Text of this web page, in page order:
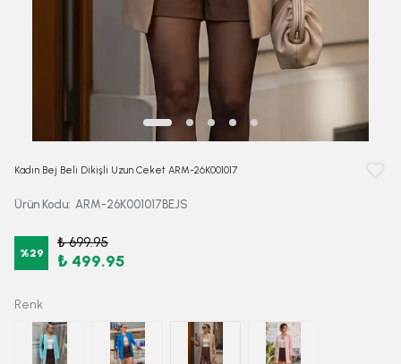
Kadın Bej Beli Dikişli Uzun Ceket ARM-26K001017
Ürün Kodu: ARM-26K001017BEJS
%29
₺ 699.95
₺ 499.95
Renk